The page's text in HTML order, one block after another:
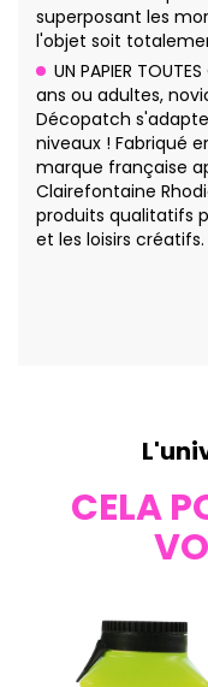
superposant les
l'objet soit
UN PAPIER
ans ou adultes,
Décopatch
niveaux ! Fabriqué
marque française
Clairefontaine
produits qualitatifs
et les loisirs créatifs.
CELA